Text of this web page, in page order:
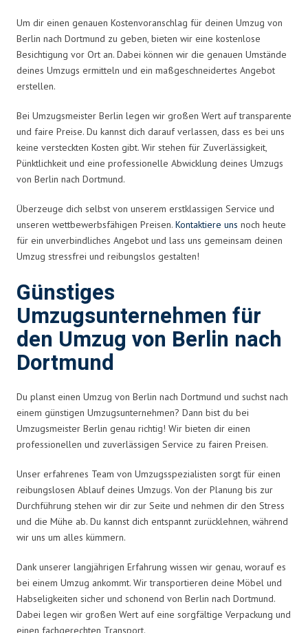
Um dir einen genauen Kostenvoranschlag für deinen Umzug von
Berlin nach Dortmund zu geben, bieten wir eine kostenlose
Besichtigung vor Ort an. Dabei können wir die genauen Umstände
deines Umzugs ermitteln und ein maßgeschneidertes Angebot
erstellen.
Bei Umzugsmeister Berlin legen wir großen Wert auf transparente
und faire Preise. Du kannst dich darauf verlassen, dass es bei uns
keine versteckten Kosten gibt. Wir stehen für Zuverlässigkeit,
Pünktlichkeit und eine professionelle Abwicklung deines Umzugs
von Berlin nach Dortmund.
Überzeuge dich selbst von unserem erstklassigen Service und
unseren wettbewerbsfähigen Preisen. Kontaktiere uns noch heute
für ein unverbindliches Angebot und lass uns gemeinsam deinen
Umzug stressfrei und reibungslos gestalten!
Günstiges
Umzugsunternehmen für
den Umzug von Berlin nach
Dortmund
Du planst einen Umzug von Berlin nach Dortmund und suchst nach
einem günstigen Umzugsunternehmen? Dann bist du bei
Umzugsmeister Berlin genau richtig! Wir bieten dir einen
professionellen und zuverlässigen Service zu fairen Preisen.
Unser erfahrenes Team von Umzugsspezialisten sorgt für einen
reibungslosen Ablauf deines Umzugs. Von der Planung bis zur
Durchführung stehen wir dir zur Seite und nehmen dir den Stress
und die Mühe ab. Du kannst dich entspannt zurücklehnen, während
wir uns um alles kümmern.
Dank unserer langjährigen Erfahrung wissen wir genau, worauf es
bei einem Umzug ankommt. Wir transportieren deine Möbel und
Habseligkeiten sicher und schonend von Berlin nach Dortmund.
Dabei legen wir großen Wert auf eine sorgfältige Verpackung und
einen fachgerechten Transport.